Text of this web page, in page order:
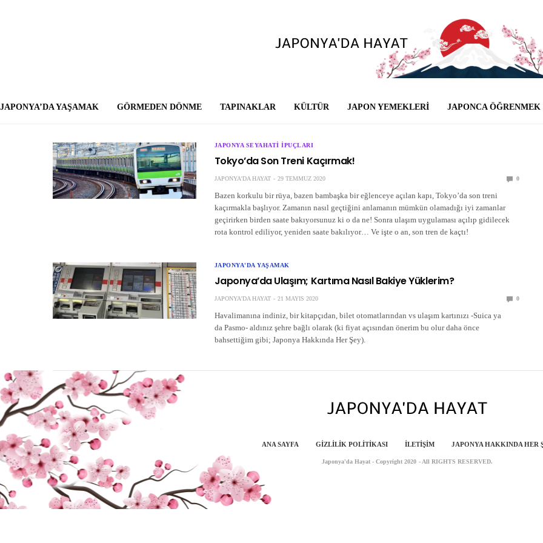
JAPONYA’DA YAŞAMAK GÖRMEDEN DÖNME TAPINAKLAR KÜLTÜR JAPON YEMEKLERI JAPONCA ÖĞRENMEK
JAPONYA SEYAHATI İPUÇLARI
Tokyo’da Son Treni Kaçırmak!
JAPONYA'DA HAYAT 29 TEMMUZ 2020 0
Bazen korkulu bir rüya, bazen bambaşka bir eğlenceye açılan kapı, Tokyo’da son treni
kaçırmakla başlıyor. Zamanın nasıl geçtiğini anlamanın mümkün olamadığı iyi zamanlar
geçirirken birden saate bakıyorsunuz ki o da ne! Sonra ulaşım uygulaması açılıp gidilecek
rota kontrol ediliyor, yeniden saate bakılıyor… Ve işte o an, son tren de kaçtı!
JAPONYA'DA YAŞAMAK
Japonya’da Ulaşım; Kartıma Nasıl Bakiye Yüklerim?
JAPONYA'DA HAYAT 21 MAYIS 2020 0
Havalimanına indiniz, bir kitapçıdan, bilet otomatlarından vs ulaşım kartınızı -Suica ya
da Pasmo- aldınız şehre bağlı olarak (ki fiyat açısından önerim bu olur daha önce
bahsettiğim gibi; Japonya Hakkında Her Şey).
ANA SAYFA GIZLILIK POLITIKASI İLETIŞIM JAPONYA HAKKINDA HER
Japonya'da Hayat - Copyright 2020 - All RIGHTS RESERVED.